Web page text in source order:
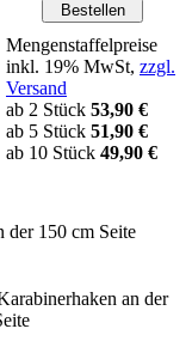
Mengenstaffelpreise
inkl. 19% MwSt, zzgl.
Versand
ab 2 Stück 53,90 €
ab 5 Stück 51,90 €
ab 10 Stück 49,90 €
der 150 cm Seite
an der